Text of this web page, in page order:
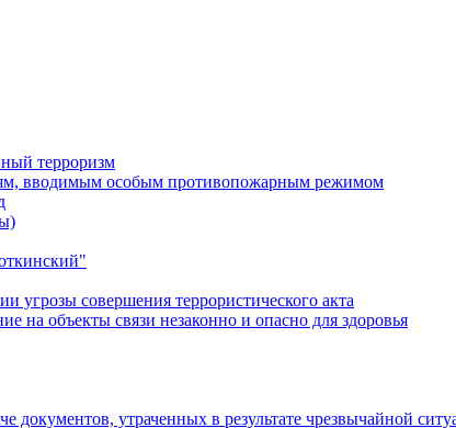
терроризм
вводимым особым противопожарным режимом
угрозы совершения террористического акта
объекты связи незаконно и опасно для здоровья
документов, утраченных в результате чрезвычайной